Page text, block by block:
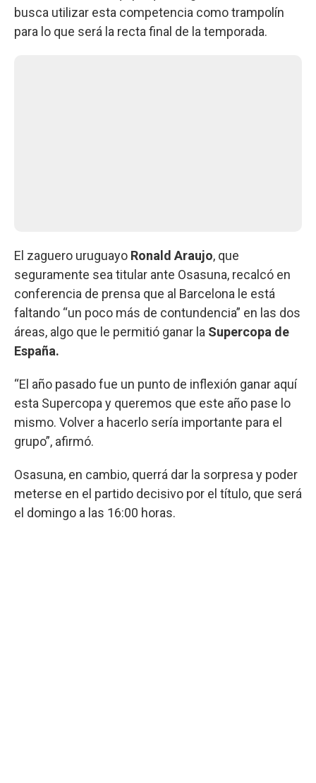
busca utilizar esta competencia como trampolín
para lo que será la recta final de la temporada.
El zaguero uruguayo Ronald Araujo, que
seguramente sea titular ante Osasuna, recalcó en
conferencia de prensa que al Barcelona le está
faltando “un poco más de contundencia” en las dos
áreas, algo que le permitió ganar la Supercopa de
España.
“El año pasado fue un punto de inflexión ganar aquí
esta Supercopa y queremos que este año pase lo
mismo. Volver a hacerlo sería importante para el
grupo”, afirmó.
Osasuna, en cambio, querrá dar la sorpresa y poder
meterse en el partido decisivo por el título, que será
el domingo a las 16:00 horas.